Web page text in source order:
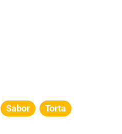
Sabor Torta